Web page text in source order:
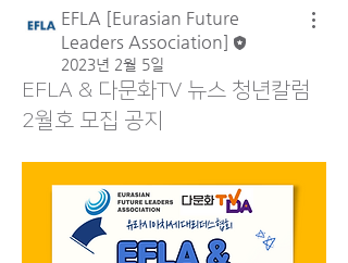
EFLA [Eurasian Future
Leaders Association]
2023년 2월 5일
EFLA & 다문화TV 뉴스 청년칼럼
2월호 모집 공지